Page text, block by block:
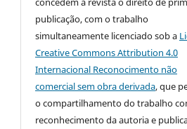
publicação, com o trabalho
simultaneamente licenciado sob a
Creative Commons Attribution 4.0
Internacional Reconocimento não
comercial sem obra derivada, que
o compartilhamento do trabalho
reconhecimento da autoria e